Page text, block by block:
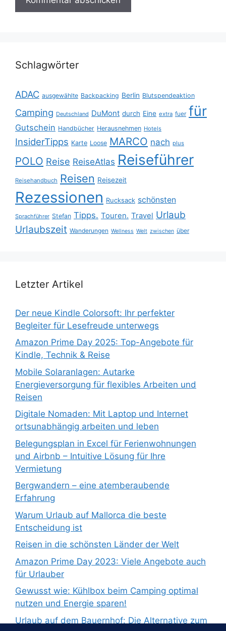
Schlagwörter
ADAC ausgewählte Backpacking Berlin Blutspendeaktion
Camping Deutschland DuMont durch Eine extra fuer für
Gutschein Handbücher Herausnehmen Hotels
InsiderTipps Karte Loose MARCO nach plus
POLO Reise ReiseAtlas Reiseführer
Reisehandbuch Reisen Reisezeit
Rezessionen Rucksack schönsten
Sprachführer Stefan Tipps. Touren. Travel Urlaub
Urlaubszeit Wanderungen Wellness Welt zwischen über
Letzter Artikel
Der neue Kindle Colorsoft: Ihr perfekter
Begleiter für Lesefreude unterwegs
Amazon Prime Day 2025: Top-Angebote für
Kindle, Technik & Reise
Mobile Solaranlagen: Autarke
Energieversorgung für flexibles Arbeiten und
Reisen
Digitale Nomaden: Mit Laptop und Internet
ortsunabhängig arbeiten und leben
Belegungsplan in Excel für Ferienwohnungen
und Airbnb – Intuitive Lösung für Ihre
Vermietung
Bergwandern – eine atemberaubende
Erfahrung
Warum Urlaub auf Mallorca die beste
Entscheidung ist
Reisen in die schönsten Länder der Welt
Amazon Prime Day 2023: Viele Angebote auch
für Urlauber
Gewusst wie: Kühlbox beim Camping optimal
nutzen und Energie sparen!
Urlaub auf dem Bauernhof: Die Alternative zum